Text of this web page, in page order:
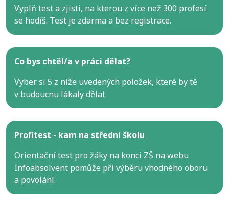
Vyplň test a zjisti, na kterou z více než 300 profesí
se hodíš. Test je zdarma a bez registrace.
Co bys chtěl/a v práci dělat?
Vyber si 5 z níže uvedených položek, které by tě
v budoucnu lákaly dělat.
Profitest - kam na střední školu
Orientační test pro žáky na konci ZŠ na webu
Infoabsolvent pomůže při výběru vhodného oboru
a povolání.